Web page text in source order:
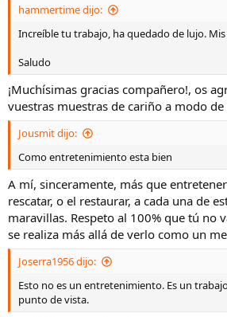
hammertime dijo:
Increíble tu trabajo, ha quedado de lujo.
Saludo
¡Muchísimas gracias compañero!, os
vuestras muestras de cariño a modo
Jousmit dijo:
Como entretenimiento esta bien
A mí, sinceramente, más que
rescatar, o el restaurar, a cada una de
maravillas. Respeto al 100% que tú no
se realiza más allá de verlo como un
Joserra1956 dijo:
Esto no es un entretenimiento. Es un
punto de vista.